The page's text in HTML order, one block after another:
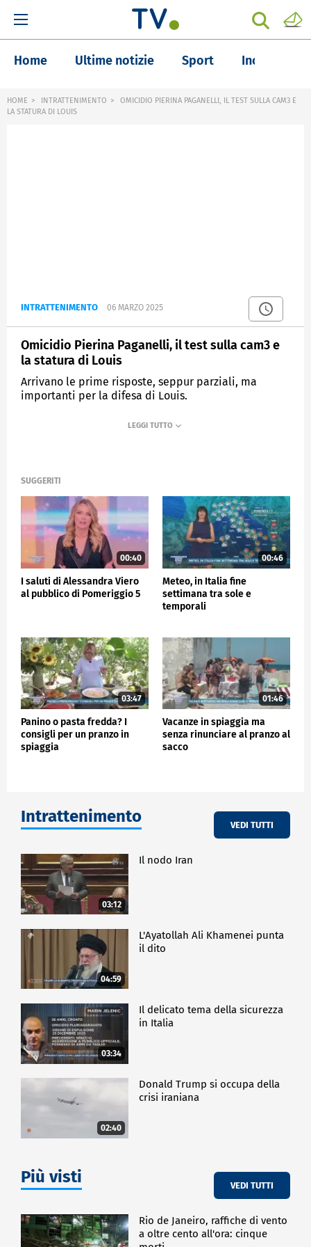
Home Ultime notizie Sport Inchieste
HOME INTRATTENIMENTO
OMICIDIO PIERINA PAGANELLI, IL TEST SULLA CAM3 E
LA STATURA DI LOUIS
INTRATTENIMENTO 06 MARZO 2025
Omicidio Pierina Paganelli, il test sulla cam3 e
la statura di Louis
Arrivano le prime risposte, seppur parziali, ma
importanti per la difesa di Louis.
POMERIGGIO CINQUE
SUGGERITI
00:40
I saluti di Alessandra Viero
al pubblico di Pomeriggio 5
00:46
Meteo, in Italia fine
settimana tra sole e
temporali
03:47
Panino o pasta fredda? I
consigli per un pranzo in
spiaggia
01:46
Vacanze in spiaggia ma
senza rinunciare al pranzo al
sacco
Intrattenimento VEDI TUTTI
03:12
Il nodo Iran
04:59
L'Ayatollah Ali Khamenei punta
il dito
03:34
Il delicato tema della sicurezza
in Italia
02:40
Donald Trump si occupa della
crisi iraniana
Più visti VEDI TUTTI
Rio de Janeiro, raffiche di vento
a oltre cento all'ora: cinque